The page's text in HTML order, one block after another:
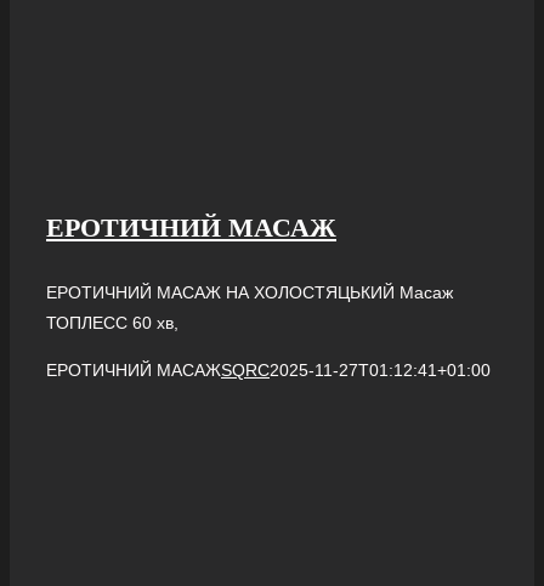
ЕРОТИЧНИЙ МАСАЖ
ЕРОТИЧНИЙ МАСАЖ НА ХОЛОСТЯЦЬКИЙ Масаж
ТОПЛЕСС 60 хв,
ЕРОТИЧНИЙ МАСАЖSQRC2025-11-27T01:12:41+01:00